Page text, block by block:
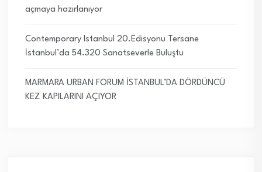
açmaya hazırlanıyor
Contemporary Istanbul 20.Edisyonu Tersane
İstanbul’da 54.320 Sanatseverle Buluştu
MARMARA URBAN FORUM İSTANBUL’DA DÖRDÜNCÜ
KEZ KAPILARINI AÇIYOR